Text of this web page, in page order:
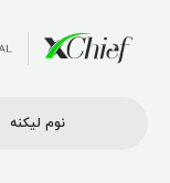
نوم لیکنه